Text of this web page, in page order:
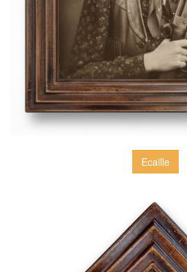
Ecaille